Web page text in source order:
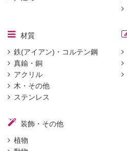
材質
鉄(アイアン)・コルテン鋼
真鍮・銅
アクリル
木・その他
ステンレス
装飾・その他
植物